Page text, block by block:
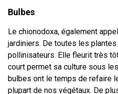
Bulbes
Le chionodoxa, également
jardiniers. De toutes les
pollinisateurs. Elle fleurit très
court permet sa culture sous
bulbes ont le temps de refaire
plupart de nos végétaux. De